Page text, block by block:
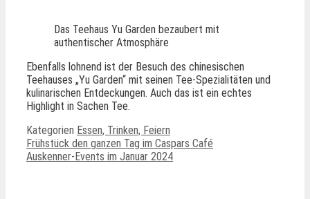
Das Teehaus Yu Garden bezaubert mit
authentischer Atmosphäre
Ebenfalls lohnend ist der Besuch des chinesischen
Teehauses „Yu Garden“ mit seinen Tee-Spezialitäten und
kulinarischen Entdeckungen. Auch das ist ein echtes
Highlight in Sachen Tee.
Kategorien Essen, Trinken, Feiern
Frühstück den ganzen Tag im Caspars Café
Auskenner-Events im Januar 2024